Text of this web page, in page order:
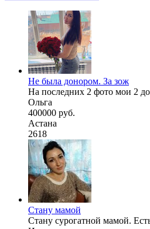
Не была донором. За зож
На последних 2 фото мои 2
Ольга
400000 руб.
Астана
2618
Стану мамой
Стану сурогатной мамой.